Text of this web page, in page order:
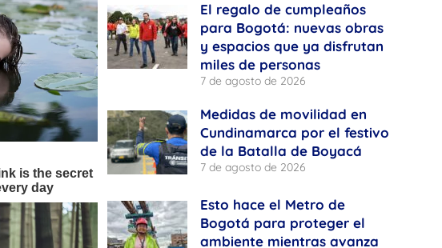
El regalo de cumpleaños
para Bogotá: nuevas obras
y espacios que ya disfrutan
miles de personas
7 de agosto de 2026
Medidas de movilidad en
Cundinamarca por el festivo
de la Batalla de Boyacá
7 de agosto de 2026
Esto hace el Metro de
Bogotá para proteger el
ambiente mientras avanza